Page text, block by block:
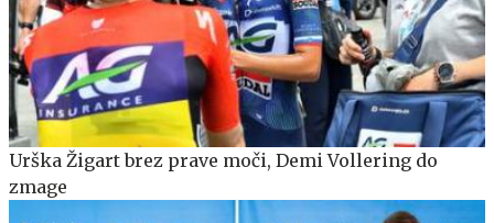
Urška Žigart brez prave moči, Demi Vollering do
zmage